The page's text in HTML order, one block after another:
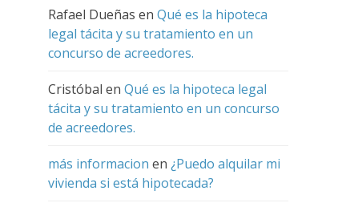
Rafael Dueñas en Qué es la hipoteca
legal tácita y su tratamiento en un
concurso de acreedores.
Cristóbal en Qué es la hipoteca legal
tácita y su tratamiento en un concurso
de acreedores.
más informacion en ¿Puedo alquilar mi
vivienda si está hipotecada?